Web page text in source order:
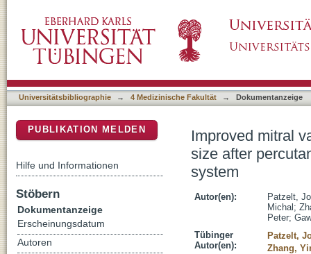
valve repair (PMVR) using the MitraClip
Universitätsbibliographie → 4 Medizinische Fakultät → Dokumentanzeige
Improved mitral
size after
system
Autor(en):
Patzelt,
Michal ;
Peter;
Tübinger
Autor(en):
Patzelt,
Zhang,
PUBLIKATION MELDEN
Hilfe und Informationen
Stöbern
Dokumentanzeige
Erscheinungsdatum
Autoren